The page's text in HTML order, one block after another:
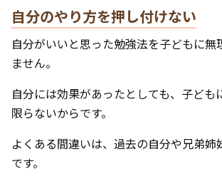
自分のやり方を押し付けない
自分がいいと思った勉強法を子どもに無
ません。
自分には効果があったとしても、子ども
限らないからです。
よくある間違いは、過去の自分や兄弟姉
です。